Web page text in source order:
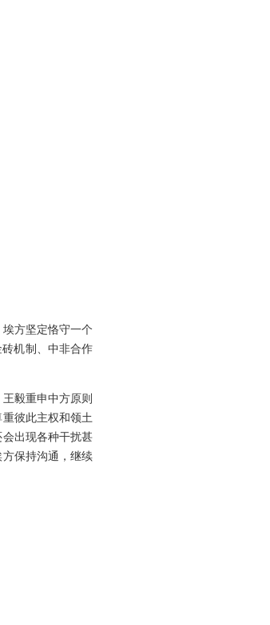
方坚定恪守一个
机制、中非合作
毅重申中方原则
彼此主权和领土
出现各种干扰甚
保持沟通，继续